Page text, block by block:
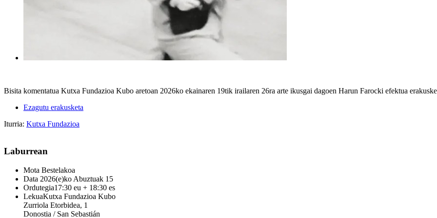
Bisita komentatua Kutxa Fundazioa Kubo aretoan 2026ko ekainaren 19tik irailaren 26ra arte ikusgai dagoen Harun Farocki efektua
Ezagutu erakusketa
Iturria: Kutxa Fundazioa
Laburrean
Mota Bestelakoa
Data 2026(e)ko Abuztuak 15
Ordutegia17:30 eu + 18:30 es
LekuaKutxa Fundazioa Kubo
Zurriola Etorbidea, 1
Donostia / San Sebastián